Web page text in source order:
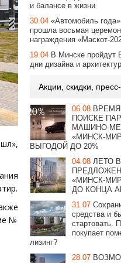
№
и балансе в жизни
30.04 «Автомобиль
прошла восьмая
награждения «Маскот-
19.04 В Минске пройдут
дни дизайна и
Акции, скидки,
06.08
ПОИСКЕ
МАШИНО-
«МИНСК-
ВЫГОДОЙ ДО 20%
04.08 ЛЕТО
«МИНСК-
ДО КОНЦА
31.07
средства и
стартовать.
покупает
лизинг?
28.07